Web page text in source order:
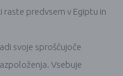
predvsem v Egiptu in
svoje sproščujoče
Vsebuje